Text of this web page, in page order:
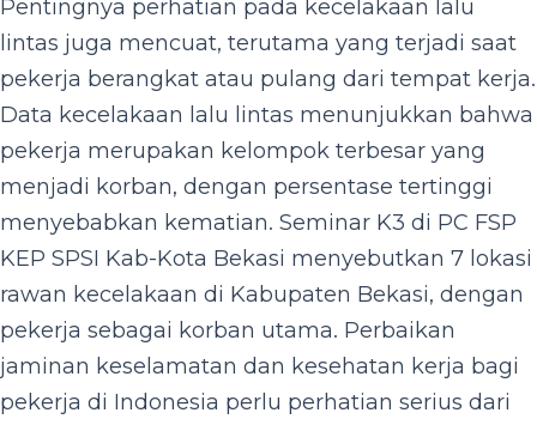
Pentingnya perhatian pada kecelakaan lalu
lintas juga mencuat, terutama yang terjadi saat
pekerja berangkat atau pulang dari tempat kerja.
Data kecelakaan lalu lintas menunjukkan bahwa
pekerja merupakan kelompok terbesar yang
menjadi korban, dengan persentase tertinggi
menyebabkan kematian. Seminar K3 di PC FSP
KEP SPSI Kab-Kota Bekasi menyebutkan 7 lokasi
rawan kecelakaan di Kabupaten Bekasi, dengan
pekerja sebagai korban utama. Perbaikan
jaminan keselamatan dan kesehatan kerja bagi
pekerja di Indonesia perlu perhatian serius dari